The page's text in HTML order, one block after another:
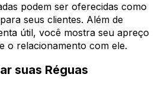
podem ser oferecidas como
seus clientes. Além de
útil, você mostra seu apreço
o relacionamento com ele.
suas Réguas